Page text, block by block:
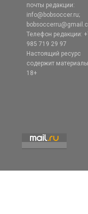
почты редакции:
info@bobsoccer.ru;
Телефон редакции:
985 719 29 97
Настоящий ресурс
содержит
18+